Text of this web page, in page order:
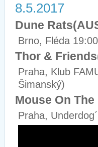
8.5.2017
Dune
Brno, Fléda 19:00
Thor &
Praha, Klub
Šimanský)
Mouse On
Praha,